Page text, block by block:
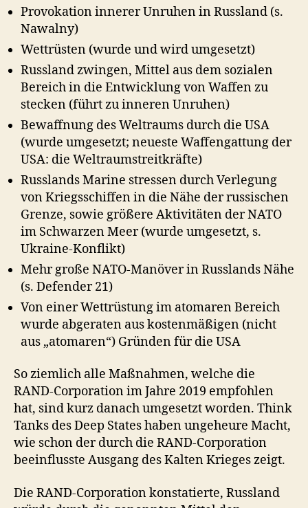
Provokation innerer Unruhen in Russland (s.
Nawalny)
Wettrüsten (wurde und wird umgesetzt)
Russland zwingen, Mittel aus dem sozialen
Bereich in die Entwicklung von Waffen zu
stecken (führt zu inneren Unruhen)
Bewaffnung des Weltraums durch die USA
(wurde umgesetzt; neueste Waffengattung der
USA: die Weltraumstreitkräfte)
Russlands Marine stressen durch Verlegung
von Kriegsschiffen in die Nähe der russischen
Grenze, sowie größere Aktivitäten der NATO
im Schwarzen Meer (wurde umgesetzt, s.
Ukraine-Konflikt)
Mehr große NATO-Manöver in Russlands Nähe
(s. Defender 21)
Von einer Wettrüstung im atomaren Bereich
wurde abgeraten aus kostenmäßigen (nicht
aus „atomaren“) Gründen für die USA
So ziemlich alle Maßnahmen, welche die
RAND-Corporation im Jahre 2019 empfohlen
hat, sind kurz danach umgesetzt worden. Think
Tanks des Deep States haben ungeheure Macht,
wie schon der durch die RAND-Corporation
beeinflusste Ausgang des Kalten Krieges zeigt.
Die RAND-Corporation konstatierte, Russland